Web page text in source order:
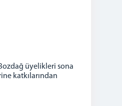
üyelikleri sona
katkılarından